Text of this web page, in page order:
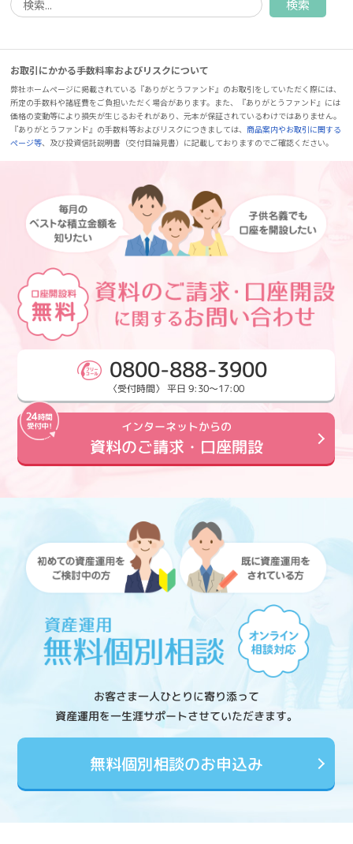
お取引にかかる手数料率およびリスクについて
弊社ホームページに掲載されている『ありがとうファンド』のお取引をしていただく際には、
所定の手数料や諸経費をご負担いただく場合があります。また、『ありがとうファンド』には
価格の変動等により損失が生じるおそれがあり、元本が保証されているわけではありません。
『ありがとうファンド』の手数料等およびリスクにつきましては、商品案内やお取引に関する
ページ等、及び投資信託説明書（交付目論見書）に記載しておりますのでご確認ください。
0800-888-3900
〈受付時間〉 平日 9:30～17:00
インターネットからの
資料のご請求・口座開設
お客さま一人ひとりに寄り添って
資産運用を一生涯サポートさせていただきます。
無料個別相談のお申込み